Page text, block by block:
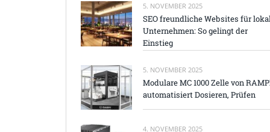
5. NOVEMBER 2025
SEO freundliche Websites für
Unternehmen: So gelingt der
Einstieg
5. NOVEMBER 2025
Modulare MC 1000 Zelle von
automatisiert Dosieren, Prüfen
4. NOVEMBER 2025